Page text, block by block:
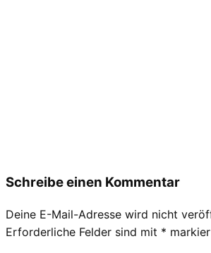
Schreibe einen Kommentar
Deine E-Mail-Adresse wird nicht
Erforderliche Felder sind mit *